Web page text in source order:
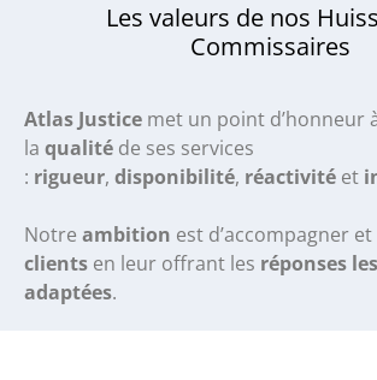
Les valeurs de nos
Commissaires
Atlas Justice met un point d’honneur
la qualité de ses services
: rigueur, disponibilité, réactivité et
Notre ambition est d’accompagner et
clients en leur offrant les réponses
adaptées.